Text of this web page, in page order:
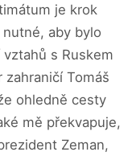
je krok
aby bylo
s Ruskem
Tomáš
ohledně cesty
mě překvapuje,
Zeman,